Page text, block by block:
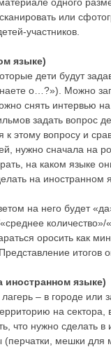
или
участников.
языке)
дети будут
о…?»). Можно
снять интервью
задать вопрос
этому вопросу и
нужно сначала на
на каком языке
на иностранном
на него будет
оросить как
итогов
языке)
– в городе или
на
что нужно сделать в
мешки для